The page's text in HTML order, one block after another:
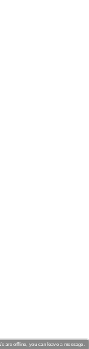
are offline, you can leave a message.